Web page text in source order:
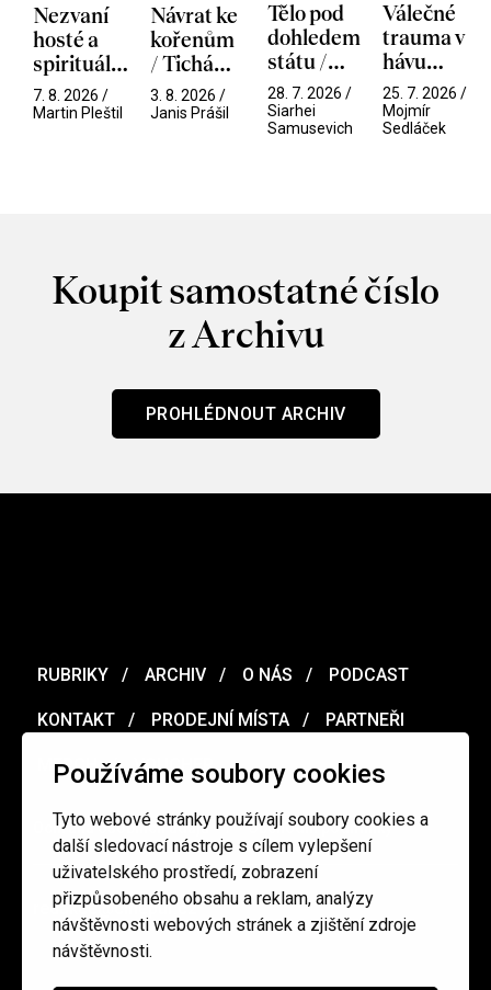
Používáme soubory cookies
Tyto webové stránky používají soubory cookies a
další sledovací nástroje s cílem vylepšení
uživatelského prostředí, zobrazení
přizpůsobeného obsahu a reklam, analýzy
návštěvnosti webových stránek a zjištění zdroje
návštěvnosti.
Nezvaní
hosté a
spirituální
narušitelé
z vesmíru
7. 8. 2026 /
Martin Pleštil
Návrat ke
kořenům
/ Tichá
přítelkyně
3. 8. 2026 /
Janis Prášil
Tělo pod
dohledem
státu /
Pramen
28. 7. 2026 /
Siarhei
Samusevich
Válečné
trauma v
hávu
spektáklu
/ Odyssea
25. 7. 2026 /
Mojmír
Sedláček
Koupit samostatné číslo
z Archivu
PROHLÉDNOUT ARCHIV
RUBRIKY ARCHIV O NÁS PODCAST
KONTAKT PRODEJNÍ MÍSTA PARTNEŘI
MERCH VOUCHER
Ochrana osobních údajů / Obchodní podmínky
redakce@cinepur.cz